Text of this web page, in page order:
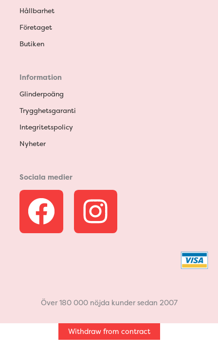
Hållbarhet
Företaget
Butiken
Information
Glinderpoäng
Trygghetsgaranti
Integritetspolicy
Nyheter
Sociala medier
F
a
b
o
I
n
a
g
Över 180 000 nöjda kunder sedan 2007
Withdraw from contract